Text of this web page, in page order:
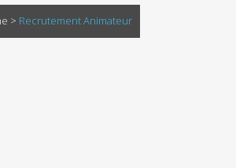
> Recrutement Animateur